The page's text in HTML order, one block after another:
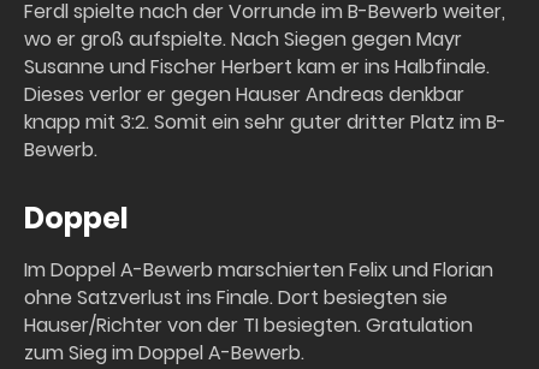
Ferdl spielte nach der Vorrunde im B-Bewerb weiter,
wo er groß aufspielte. Nach Siegen gegen Mayr
Susanne und Fischer Herbert kam er ins Halbfinale.
Dieses verlor er gegen Hauser Andreas denkbar
knapp mit 3:2. Somit ein sehr guter dritter Platz im B-
Bewerb.
Doppel
Im Doppel A-Bewerb marschierten Felix und Florian
ohne Satzverlust ins Finale. Dort besiegten sie
Hauser/Richter von der TI besiegten. Gratulation
zum Sieg im Doppel A-Bewerb.